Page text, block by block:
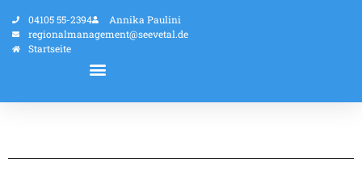
04105 55-2394
Annika Paulini
regionalmanagement@seevetal.de
Startseite